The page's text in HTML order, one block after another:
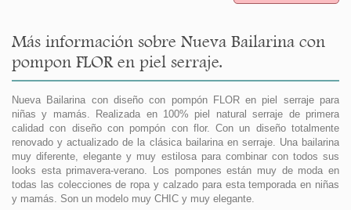
Más información sobre Nueva Bailarina con
pompon FLOR en piel serraje.
Nueva Bailarina con diseño con pompón FLOR en piel serraje para
niñas y mamás. Realizada en 100% piel natural serraje de primera
calidad con diseño con pompón con flor. Con un diseño totalmente
renovado y actualizado de la clásica bailarina en serraje. Una bailarina
muy diferente, elegante y muy estilosa para combinar con todos sus
looks esta primavera-verano. Los pompones están muy de moda en
todas las colecciones de ropa y calzado para esta temporada en niñas
y mamás. Son un modelo muy CHIC y muy elegante.